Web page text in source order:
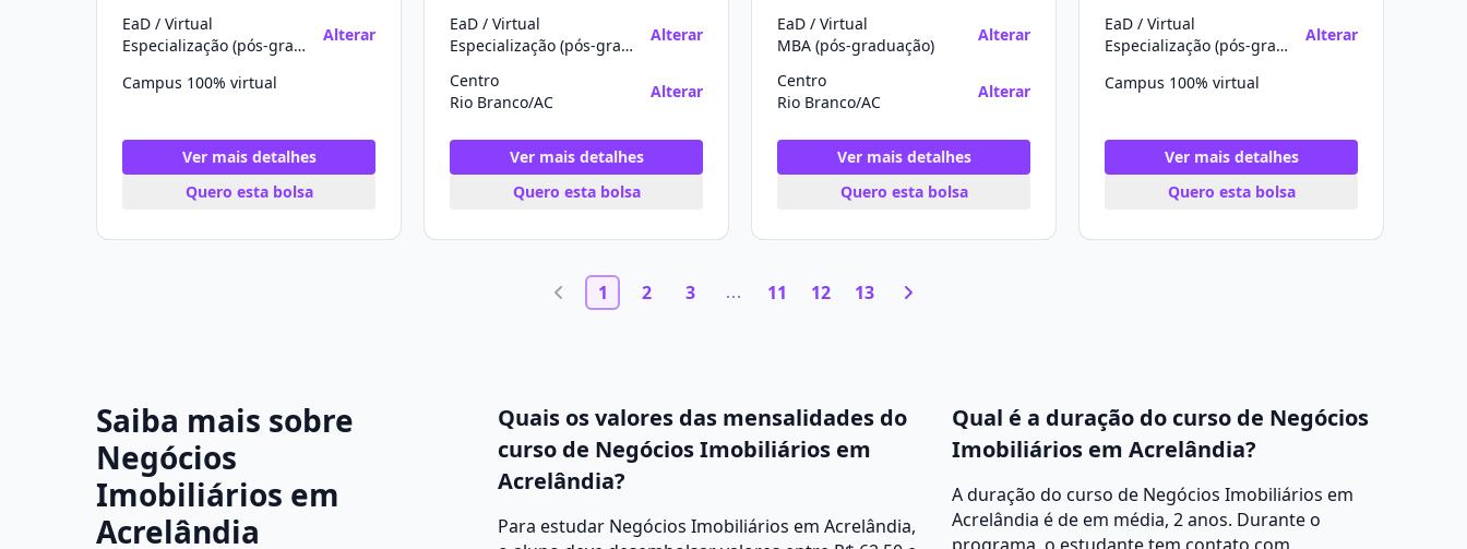
EaD / Virtual
Especialização (pós-graduação)
Alterar
Campus 100% virtual
Ver mais detalhes
Quero esta bolsa
EaD / Virtual
Especialização (pós-graduação)
Alterar
Centro
Rio Branco/AC
Alterar
Ver mais detalhes
Quero esta bolsa
EaD / Virtual
MBA (pós-graduação)
Alterar
Centro
Rio Branco/AC
Alterar
Ver mais detalhes
Quero esta bolsa
EaD / Virtual
Especialização (pós-graduação)
Alterar
Campus 100% virtual
Ver mais detalhes
Quero esta bolsa
1 2 3 11 12 13
Saiba mais sobre
Negócios
Imobiliários em
Acrelândia
Quais os valores das mensalidades do
curso de Negócios Imobiliários em
Acrelândia?
Para estudar Negócios Imobiliários em Acrelândia,
Qual é a duração do curso de Negócios
Imobiliários em Acrelândia?
A duração do curso de Negócios Imobiliários em
Acrelândia é de em média, 2 anos. Durante o